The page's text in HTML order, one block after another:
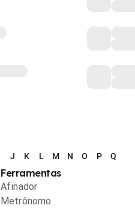
J K L M N O P Q
Ferramentas
Afinador
Metrônomo